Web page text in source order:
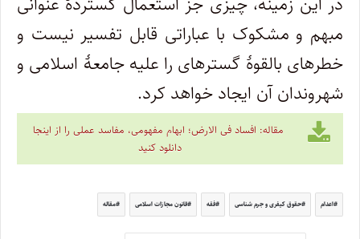
مبهم و مشکوک با عباراتی قابل تفسیر نیست و
خطرهای بالقوۀ گستره­ای را علیه جامعۀ اسلامی و
شهروندان آن ایجاد خواهد کرد.
مقاله: افساد فی الارض؛ ابهام مفهومی، مفاسد عملی را از اینجا
دانلود کنید
اعدام حقوق کیفری و جرم شناسی فقه قانون مجازات اسلامی مقاله